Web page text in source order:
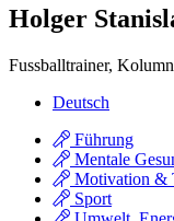
Holger
Fussballtrainer,
Deutsch
Führung
Mentale
Motivation &
Sport